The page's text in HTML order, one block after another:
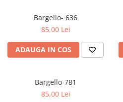
Bargello- 636
85,00 Lei
ADAUGA IN COS
Bargello-781
85,00 Lei